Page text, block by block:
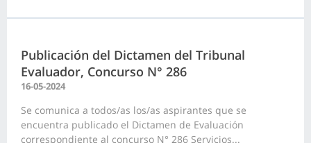
Publicación del Dictamen del Tribunal
Evaluador, Concurso N° 286
16-05-2024
Se comunica a todos/as los/as aspirantes que se
encuentra publicado el Dictamen de Evaluación
correspondiente al concurso N° 286 Servicios...